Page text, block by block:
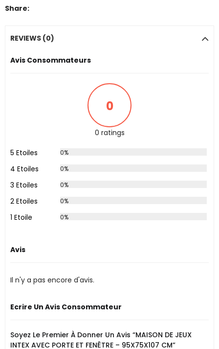
Share:
REVIEWS (0)
Avis Consommateurs
0
0 ratings
5 Etoiles 0%
4 Etoiles 0%
3 Etoiles 0%
2 Etoiles 0%
1 Etoile 0%
Avis
Il n'y a pas encore d'avis.
Ecrire Un Avis Consommateur
Soyez Le Premier À Donner Un Avis “MAISON DE JEUX
INTEX AVEC PORTE ET FENÊTRE – 95X75X107 CM”